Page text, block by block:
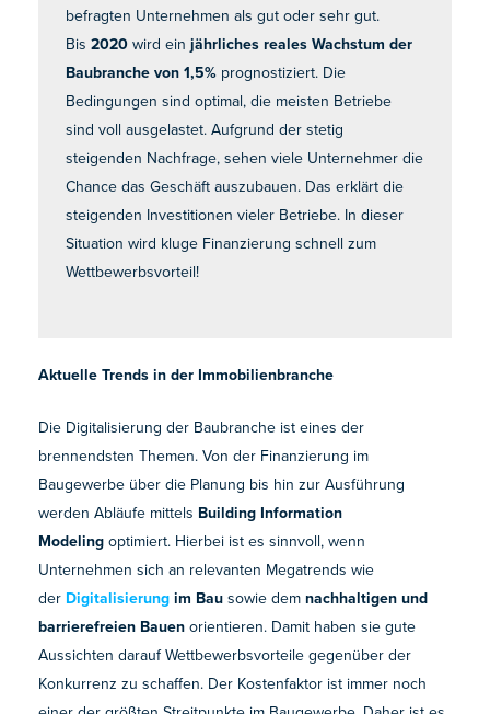
befragten Unternehmen als gut oder sehr gut.
Bis2020 wird einjährliches reales Wachstum der
Baubranche von 1,5% prognostiziert. Die
Bedingungen sind optimal, die meisten Betriebe
sind voll ausgelastet. Aufgrund der stetig
steigenden Nachfrage, sehen viele Unternehmer die
Chance das Geschäft auszubauen. Das erklärt die
steigenden Investitionen vieler Betriebe. In dieser
Situation wird kluge Finanzierung schnell zum
Wettbewerbsvorteil!
Aktuelle Trends in der Immobilienbranche
Die Digitalisierung der Baubranche ist eines der
brennendsten Themen. Von der Finanzierung im
Baugewerbe über die Planung bis hin zur Ausführung
werden Abläufe mittels Building Information
Modeling optimiert. Hierbei ist es sinnvoll, wenn
Unternehmen sich an relevanten Megatrends wie
der Digitalisierung im Bau sowie demnachhaltigen und
barrierefreien Bauen orientieren. Damit haben sie gute
Aussichten darauf Wettbewerbsvorteile gegenüber der
Konkurrenz zu schaffen. Der Kostenfaktor ist immer noch